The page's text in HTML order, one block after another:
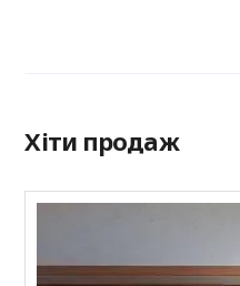
Хіти продаж